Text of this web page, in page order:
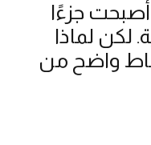
أصبحت جزءًا
لكن لماذا
واضح من